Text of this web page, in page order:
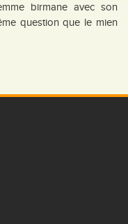
birmane avec son
question que le mien